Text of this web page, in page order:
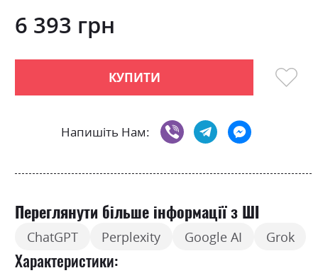
of
the
gallery
6 393 грн
КУПИТИ
Напишіть Нам:
Переглянути більше інформації з ШІ
ChatGPT Perplexity Google AI Grok
Характеристики